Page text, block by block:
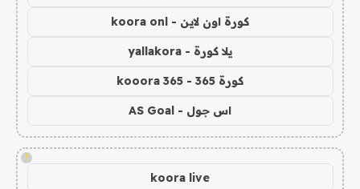
كورة اون لاين - koora onl
يلا كورة - yallakora
كورة 365 - kooora 365
اس جول - AS Goal
!
koora live